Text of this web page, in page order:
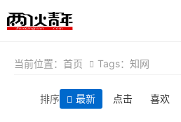
当前位置： 首页 Tags：知网
排序 最新 点击 喜欢